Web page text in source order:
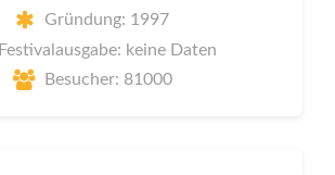
Gründung: 1997
Festivalausgabe: keine Daten
Besucher: 81000